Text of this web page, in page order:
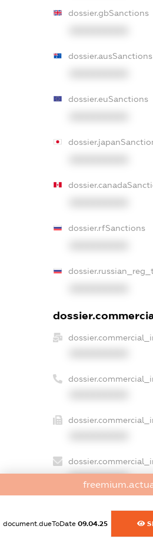
dossier.gbSanctions
dossier.ausSanctions
dossier.euSanctions
dossier.rfSanctions
document.dueToDate 09.04.25